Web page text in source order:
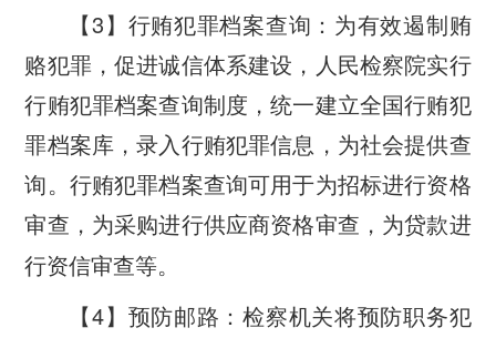
【3 】行贿犯罪档案查询：为有效遏制贿
赂犯罪，促进诚信体系建设，人民检察院实行
行贿犯罪档案查询制度，统一建立全国行贿犯
罪档案库，录入行贿犯罪信息，为社会提供查
询。行贿犯罪档案查询可用于为招标进行资格
审查，为采购进行供应商资格审查，为贷款进
行资信审查等。
【4】预防邮路：检察机关将预防职务犯